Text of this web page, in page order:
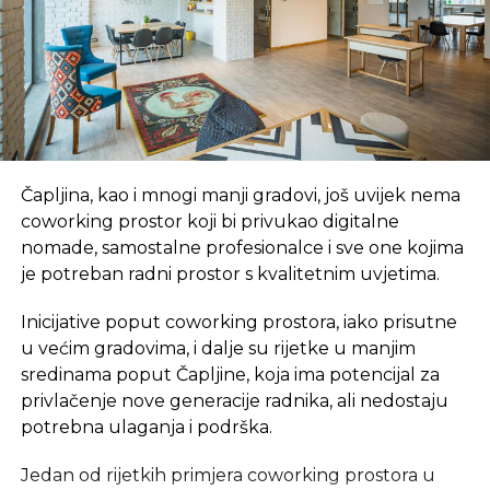
septembra.
Milica Kolundžija iz Foundcenter Investment
Beograd podsjetila je da je konkurs otvoren još u
aprilu i da svi koji žele i imaju ideje mogu da
konkurišu do 1. jula.
Kako je istakla, ideje koje se podnose moraju imati
potencijal za širenje na druga tržišta.
Na konkurs je do sada stiglo 157 prijavljenih
projekata, a kako je dodala Kolundžija mogu se
prijaviti kako manje firme, kompanije tako i fizička
lica. Sve informacije mogu se naći na sajtu
foundcenter.com.
Čapljina, kao i mnogi manji gradovi, još uvijek nema
coworking prostor koji bi privukao digitalne
nomade, samostalne profesionalce i sve one kojima
je potreban radni prostor s kvalitetnim uvjetima.
Inicijative poput coworking prostora, iako prisutne
u većim gradovima, i dalje su rijetke u manjim
sredinama poput Čapljine, koja ima potencijal za
privlačenje nove generacije radnika, ali nedostaju
potrebna ulaganja i podrška.
Jedan od rijetkih primjera coworking prostora u